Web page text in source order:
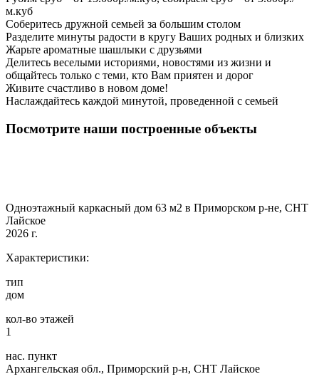
м.куб
Соберитесь дружной семьей за большим столом
Разделите минуты радости в кругу Ваших родных и близких
Жарьте ароматные шашлыки с друзьями
Делитесь веселыми историями, новостями из жизни и
общайтесь только с теми, кто Вам приятен и дорог
Живите счастливо в новом доме!
Наслаждайтесь каждой минутой, проведенной с семьей
Посмотрите наши построенные объекты
Одноэтажный каркасный дом 63 м2 в Приморском р-не, СНТ
Лайское
2026 г.
Характеристики:
тип
дом
кол-во этажей
1
нас. пункт
Архангельская обл., Приморский р-н, СНТ Лайское